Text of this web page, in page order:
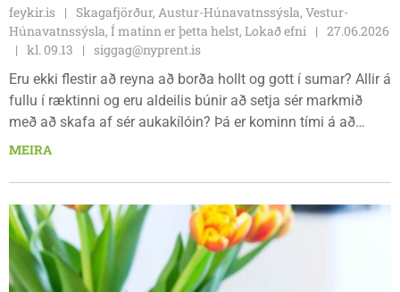
feykir.is
Skagafjörður, Austur-Húnavatnssýsla, Vestur-
Húnavatnssýsla, Í matinn er þetta helst, Lokað efni
27.06.2026
kl. 09.13
siggag@nyprent.is
Eru ekki flestir að reyna að borða hollt og gott í sumar? Allir á
fullu í ræktinni og eru aldeilis búnir að setja sér markmið
með að skafa af sér aukakílóin? Þá er kominn tími á að
Feykir mæli með tveimur hollum og góðum réttum fyrir þá
uppskriftin er matarmikil og bragðgóð súpa og seinni
uppskriftin sameinar það besta úr íslenskri náttúru og
mexíkóskri matargerð. Uppskriftirnar eru af mbl.is sem og
myndirnar.
MEIRA